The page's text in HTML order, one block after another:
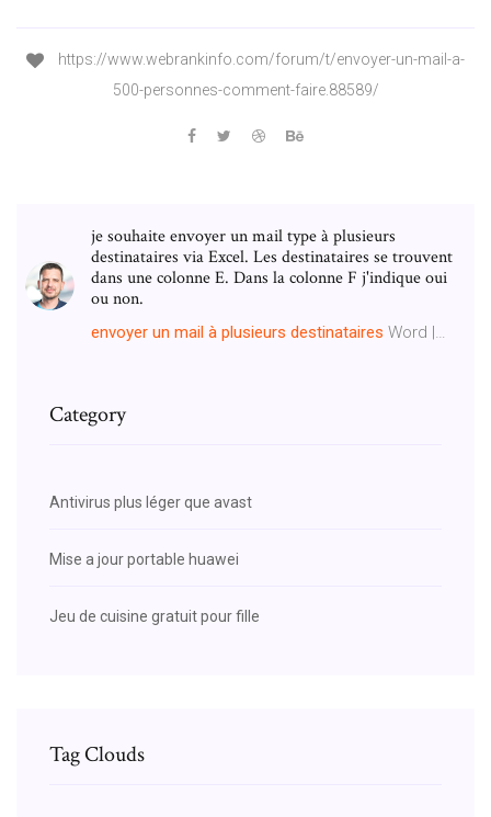
https://www.webrankinfo.com/forum/t/envoyer-un-mail-a-
500-personnes-comment-faire.88589/
je souhaite envoyer un mail type à plusieurs
destinataires via Excel. Les destinataires se trouvent
dans une colonne E. Dans la colonne F j'indique oui
ou non.
envoyer un mail à plusieurs destinataires Word |…
Category
Antivirus plus léger que avast
Mise a jour portable huawei
Jeu de cuisine gratuit pour fille
Tag Clouds